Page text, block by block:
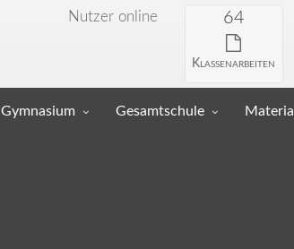
Nutzer online 64
Klassenarbeiten
Gymnasium Gesamtschule Material